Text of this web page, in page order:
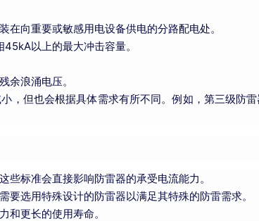
在向重要或敏感用电设备供电的分路配电处。
以上的最大冲击容量。
余浪涌电压。
，但也会根据具体需求有所不同。例如，第三级防
些标准会直接影响防雷器的承受电流能力。
要选用特殊设计的防雷器以满足其特殊的防雷需求。
和更长的使用寿命。